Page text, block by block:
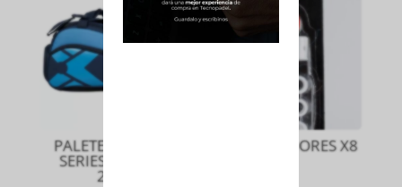
PALETERO STREET
SERIES SKY BLUE
24/25
ANTIVIBRADORES X8